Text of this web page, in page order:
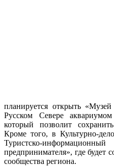
планируется открыть
Русском Севере
который позволит
Кроме того, в Культурно-
Туристско-
предпринимателя», где будет
сообщества региона.